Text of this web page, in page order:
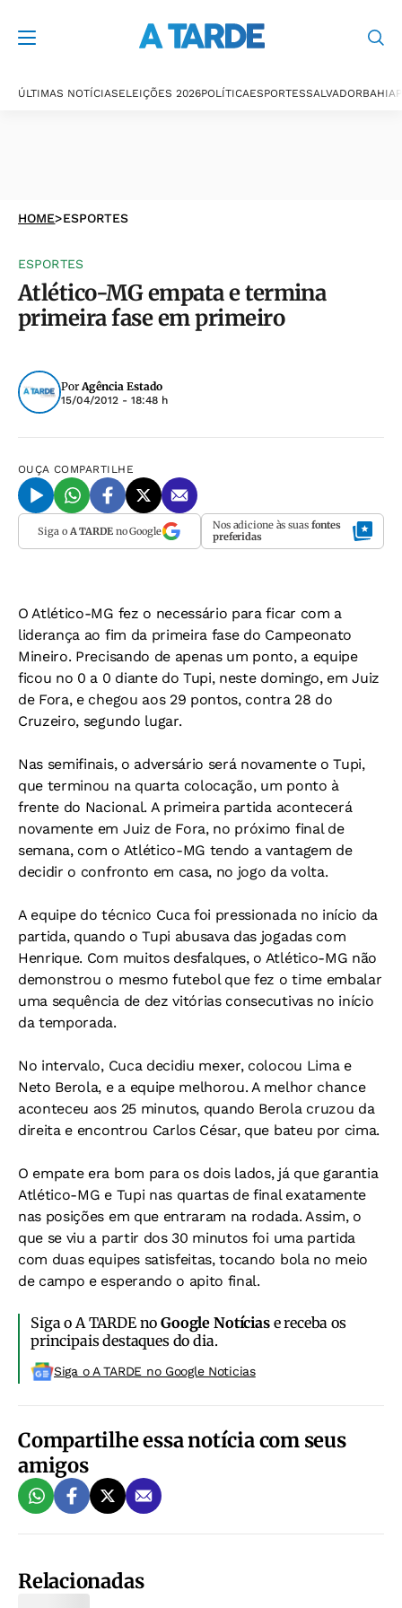
ÚLTIMAS NOTÍCIASELEIÇÕES 2026POLÍTICAESPORTESSALVADORBAHIA
HOME>ESPORTES
ESPORTES
Atlético-MG empata e termina
primeira fase em primeiro
PorAgência Estado
15/04/2012 - 18:48 h
OUÇA COMPARTILHE
Siga o A TARDEno Google Nos adicione às suas fontes
preferidas
O Atlético-MG fez o necessário para ficar com a
liderança ao fim da primeira fase do Campeonato
Mineiro. Precisando de apenas um ponto, a equipe
ficou no 0 a 0 diante do Tupi, neste domingo, em Juiz
de Fora, e chegou aos 29 pontos, contra 28 do
Cruzeiro, segundo lugar.
Nas semifinais, o adversário será novamente o Tupi,
que terminou na quarta colocação, um ponto à
frente do Nacional. A primeira partida acontecerá
novamente em Juiz de Fora, no próximo final de
semana, com o Atlético-MG tendo a vantagem de
decidir o confronto em casa, no jogo da volta.
A equipe do técnico Cuca foi pressionada no início da
partida, quando o Tupi abusava das jogadas com
Henrique. Com muitos desfalques, o Atlético-MG não
demonstrou o mesmo futebol que fez o time embalar
uma sequência de dez vitórias consecutivas no início
da temporada.
No intervalo, Cuca decidiu mexer, colocou Lima e
Neto Berola, e a equipe melhorou. A melhor chance
aconteceu aos 25 minutos, quando Berola cruzou da
direita e encontrou Carlos César, que bateu por cima.
O empate era bom para os dois lados, já que garantia
Atlético-MG e Tupi nas quartas de final exatamente
nas posições em que entraram na rodada. Assim, o
que se viu a partir dos 30 minutos foi uma partida
com duas equipes satisfeitas, tocando bola no meio
de campo e esperando o apito final.
Siga o A TARDE noGoogle Notíciase receba os
principais destaques do dia.
Siga o A TARDE no Google Noticias
Compartilhe essa notícia com seus
amigos
Relacionadas